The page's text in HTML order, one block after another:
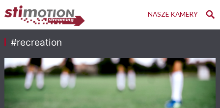
NASZE KAMERY
#recreation